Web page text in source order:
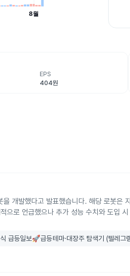
EPS
404원
개발했다고 발표했습니다. 해당 로봇은
으로 언급했으나 추가 성능 수치와 도입 시
급등일보🚀급등테마·대장주 탐색기 (텔레그